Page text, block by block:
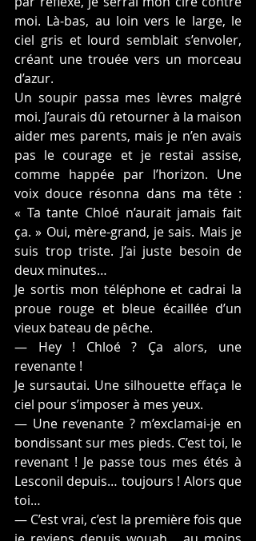
moi. Là-bas, au loin vers le large, le
ciel gris et lourd semblait s’envoler,
créant une trouée vers un morceau
d’azur.
Un soupir passa mes lèvres malgré
moi. J’aurais dû retourner à la maison
aider mes parents, mais je n’en avais
pas le courage et je restai assise,
comme happée par l’horizon. Une
voix douce résonna dans ma tête :
« Ta tante Chloé n’aurait jamais fait
ça. » Oui, mère-grand, je sais. Mais je
suis trop triste. J’ai juste besoin de
deux minutes…
Je sortis mon téléphone et cadrai la
proue rouge et bleue écaillée d’un
vieux bateau de pêche.
— Hey ! Chloé ? Ça alors, une
revenante !
Je sursautai. Une silhouette effaça le
ciel pour s’imposer à mes yeux.
— Une revenante ? m’exclamai-je en
bondissant sur mes pieds. C’est toi, le
revenant ! Je passe tous mes étés à
Lesconil depuis… toujours ! Alors que
toi…
— C’est vrai, c’est la première fois que